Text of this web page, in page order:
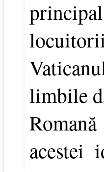
limbile
acestei